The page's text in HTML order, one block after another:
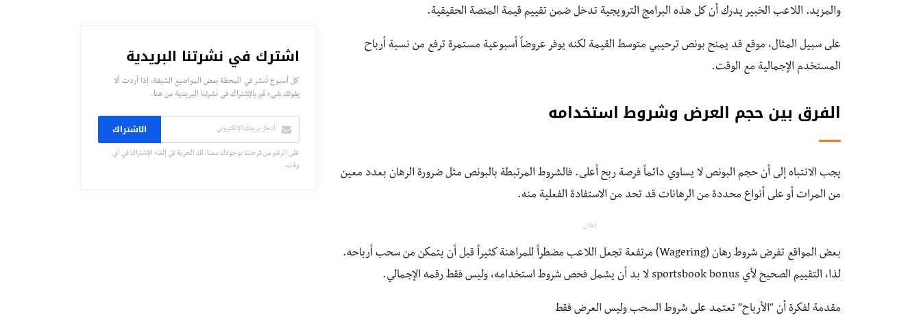
والمزيد. اللاعب الخبير يدرك أن كل هذه البرامج الترويجية تدخل ضمن تقييم قيمة المنصة الحقيقية.
على سبيل المثال، موقع قد يمنح بونص ترحيبي متوسط القيمة لكنه يوفر عروضاً أسبوعية مستمرة ترفع من نسبة أرباح
المستخدم الإجمالية مع الوقت.
الفرق بين حجم العرض وشروط استخدامه
يجب الانتباه إلى أن حجم البونص لا يساوي دائماً فرصة ربح أعلى. فالشروط المرتبطة بالبونص مثل ضرورة الرهان بعدد معين
من المرات أو على أنواع محددة من الرهانات قد تحد من الاستفادة الفعلية منه.
إعلان
بعض المواقع تفرض شروط رهان (Wagering) مرتفعة تجعل اللاعب مضطراً للمراهنة كثيراً قبل أن يتمكن من سحب أرباحه.
لذا، التقييم الصحيح لأي sportsbook bonus لا بد أن يشمل فحص شروط استخدامه، وليس فقط رقمه الإجمالي.
مقدمة لفكرة أن “الأرباح” تعتمد على شروط السحب وليس العرض فقط
اشترك في نشرتنا البريدية
كل أسبوع تُنشر في المحطة بعض المواضيع الشيقة، إذا أردت ألا
يفوتك شيء قم بالإشتراك في نشرتنا البريدية من هنا.
الاشتراك
على الرغم من فرحتنا بوجودك معنا، لك الحرية في إلغاء الإشتراك في أي
وقت.